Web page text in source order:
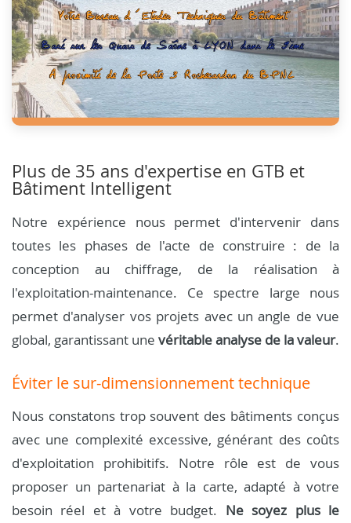
Plus de 35 ans d'expertise en GTB et
Bâtiment Intelligent
Notre expérience nous permet d'intervenir dans
toutes les phases de l'acte de construire : de la
conception au chiffrage, de la réalisation à
l'exploitation-maintenance. Ce spectre large nous
permet d'analyser vos projets avec un angle de vue
global, garantissant une véritable analyse de la valeur.
Éviter le sur-dimensionnement technique
Nous constatons trop souvent des bâtiments conçus
avec une complexité excessive, générant des coûts
d'exploitation prohibitifs. Notre rôle est de vous
proposer un partenariat à la carte, adapté à votre
besoin réel et à votre budget. Ne soyez plus le